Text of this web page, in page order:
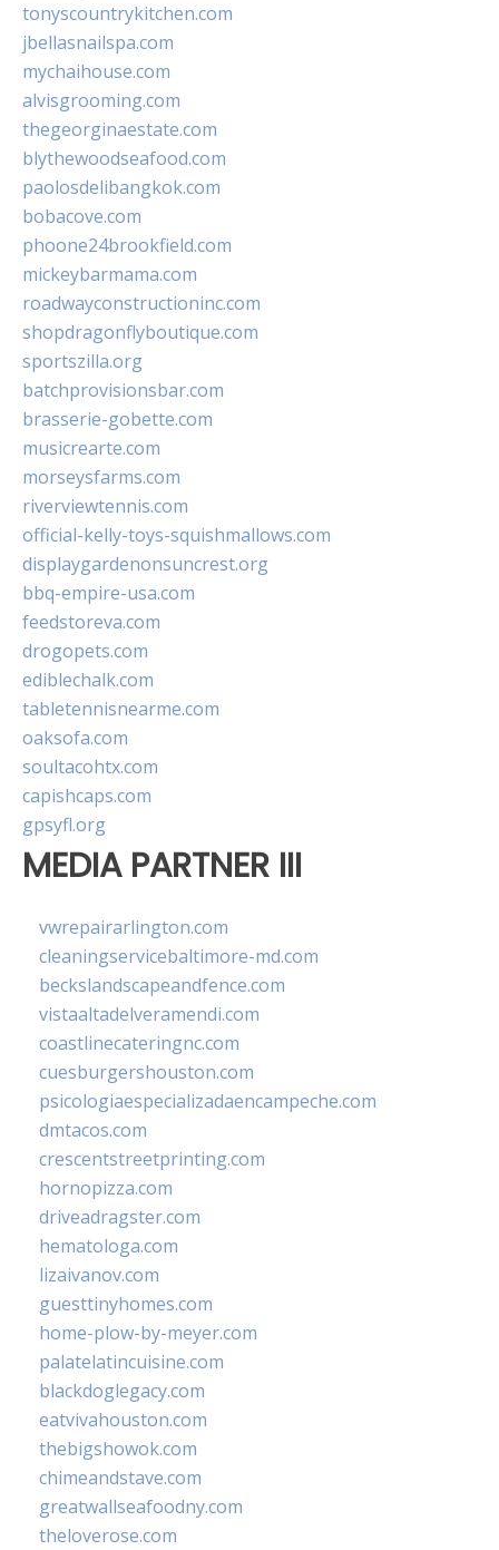
tonyscountrykitchen.com
jbellasnailspa.com
mychaihouse.com
alvisgrooming.com
thegeorginaestate.com
blythewoodseafood.com
paolosdelibangkok.com
bobacove.com
phoone24brookfield.com
mickeybarmama.com
roadwayconstructioninc.com
shopdragonflyboutique.com
sportszilla.org
batchprovisionsbar.com
brasserie-gobette.com
musicrearte.com
morseysfarms.com
riverviewtennis.com
official-kelly-toys-squishmallows.com
displaygardenonsuncrest.org
bbq-empire-usa.com
feedstoreva.com
drogopets.com
ediblechalk.com
tabletennisnearme.com
oaksofa.com
soultacohtx.com
capishcaps.com
gpsyfl.org
MEDIA PARTNER III
vwrepairarlington.com
cleaningservicebaltimore-md.com
beckslandscapeandfence.com
vistaaltadelveramendi.com
coastlinecateringnc.com
cuesburgershouston.com
psicologiaespecializadaencampeche.com
dmtacos.com
crescentstreetprinting.com
hornopizza.com
driveadragster.com
hematologa.com
lizaivanov.com
guesttinyhomes.com
home-plow-by-meyer.com
palatelatincuisine.com
blackdoglegacy.com
eatvivahouston.com
thebigshowok.com
chimeandstave.com
greatwallseafoodny.com
theloverose.com